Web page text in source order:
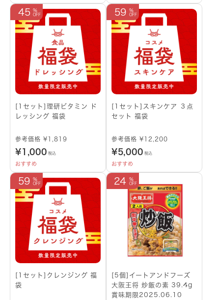
45
[1セット]理研ビタミン ド
レッシング 福袋
参考価格 ¥1,819
¥1,000 税込
おすすめ
59
[1セット]スキンケア ３点
セット 福袋
参考価格 ¥12,200
¥5,000 税込
おすすめ
59
[1セット]クレンジング 福
袋
24
[5個]イートアンドフーズ
大阪王将 炒飯の素 39.4g
賞味期限2025.06.10